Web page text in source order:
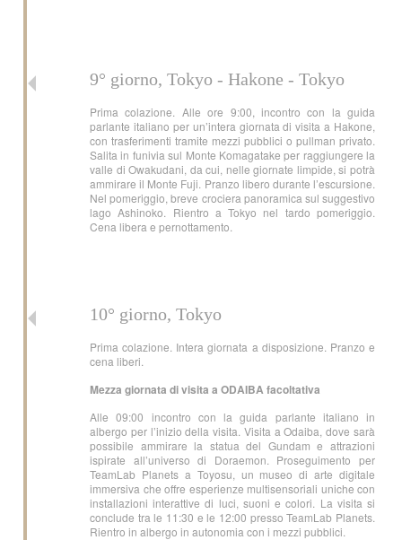
9° giorno, Tokyo - Hakone - Tokyo
Prima colazione. Alle ore 9:00, incontro con la guida
parlante italiano per un’intera giornata di visita a Hakone,
con trasferimenti tramite mezzi pubblici o pullman privato.
Salita in funivia sul Monte Komagatake per raggiungere la
valle di Owakudani, da cui, nelle giornate limpide, si potrà
ammirare il Monte Fuji. Pranzo libero durante l’escursione.
Nel pomeriggio, breve crociera panoramica sul suggestivo
lago Ashinoko. Rientro a Tokyo nel tardo pomeriggio.
Cena libera e pernottamento.
10° giorno, Tokyo
Prima colazione. Intera giornata a disposizione. Pranzo e
cena liberi.
Mezza giornata di visita a ODAIBA facoltativa
Alle 09:00 incontro con la guida parlante italiano in
albergo per l’inizio della visita. Visita a Odaiba, dove sarà
possibile ammirare la statua del Gundam e attrazioni
ispirate all’universo di Doraemon. Proseguimento per
TeamLab Planets a Toyosu, un museo di arte digitale
immersiva che offre esperienze multisensoriali uniche con
installazioni interattive di luci, suoni e colori. La visita si
conclude tra le 11:30 e le 12:00 presso TeamLab Planets.
Rientro in albergo in autonomia con i mezzi pubblici.